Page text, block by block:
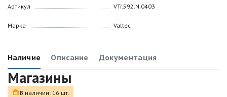
Артикул
Марка
VTr.592.N.0403
Valtec
Наличие Описание Документация
Магазины
В наличии: 16 шт.